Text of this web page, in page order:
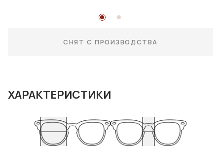
СНЯТ С ПРОИЗВОДСТВА
ХАРАКТЕРИСТИКИ